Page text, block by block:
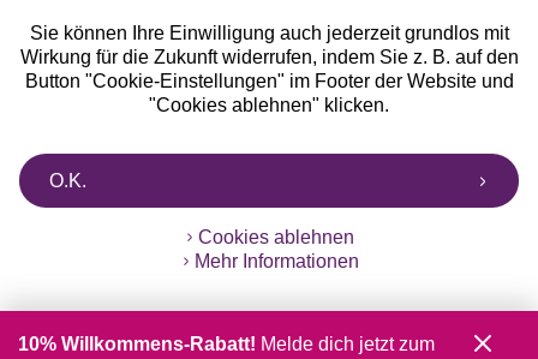
Sie können Ihre Einwilligung auch jederzeit grundlos mit
Wirkung für die Zukunft widerrufen, indem Sie z. B. auf den
Button "Cookie-Einstellungen" im Footer der Website und
"Cookies ablehnen" klicken.
O.K.
Cookies ablehnen
Mehr Informationen
10% Willkommens-Rabatt! Melde dich jetzt zum